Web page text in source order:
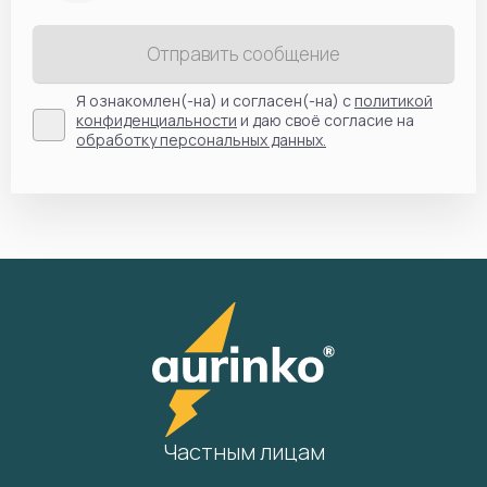
Отправить сообщение
Я ознакомлен(-на) и согласен(-на) сполитикой
конфиденциальности и даю своё согласие на
обработку персональных данных.
Частным лицам